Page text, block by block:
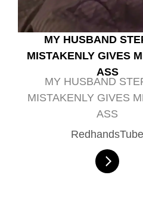
MY HUSBAND
MISTAKENLY GIVES
ASS
MY HUSBAND
MISTAKENLY GIVES
ASS
RedhandsTube